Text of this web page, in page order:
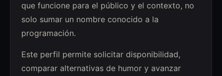
que funcione para el público y el contexto, no
solo sumar un nombre conocido a la
programación.
Este perfil permite solicitar disponibilidad,
comparar alternativas de humor y avanzar